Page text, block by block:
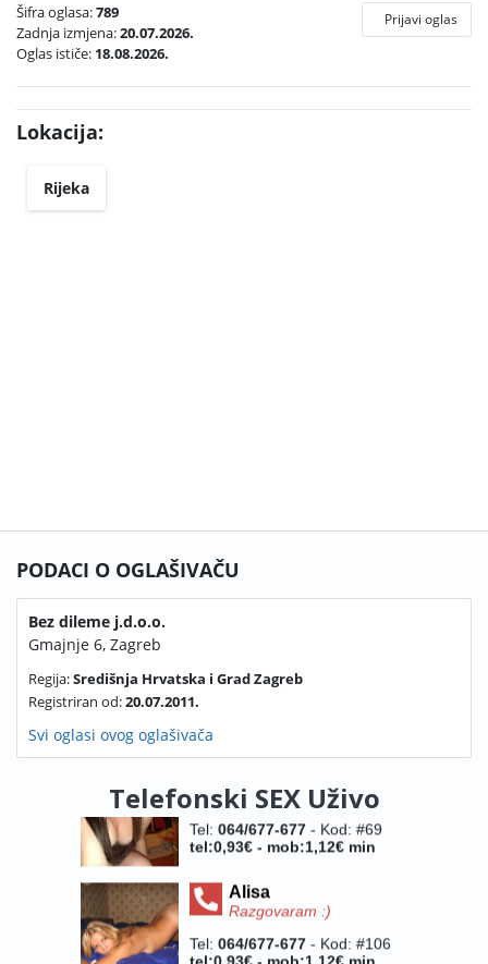
Šifra oglasa:789
Zadnja izmjena:20.07.2026.
Oglas ističe: 18.08.2026.
Prijavi oglas
Lokacija:
Rijeka
PODACI O OGLAŠIVAČU
Bez dileme j.d.o.o.
Gmajnje 6, Zagreb
Regija:Središnja Hrvatska i Grad Zagreb
Registriran od:20.07.2011.
Svi oglasi ovog oglašivača